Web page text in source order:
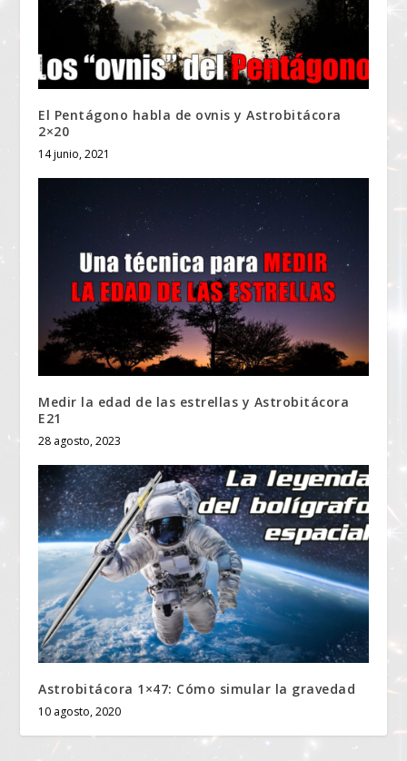
El Pentágono habla de ovnis y Astrobitácora
2×20
14 junio, 2021
Medir la edad de las estrellas y Astrobitácora
E21
28 agosto, 2023
Astrobitácora 1×47: Cómo simular la gravedad
10 agosto, 2020